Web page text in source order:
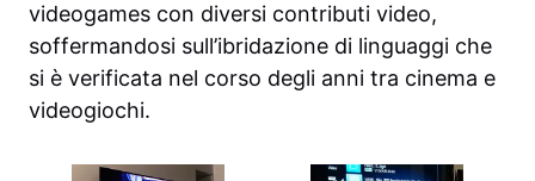
videogames con diversi contributi video,
soffermandosi sull’ibridazione di linguaggi che
si è verificata nel corso degli anni tra cinema e
videogiochi.